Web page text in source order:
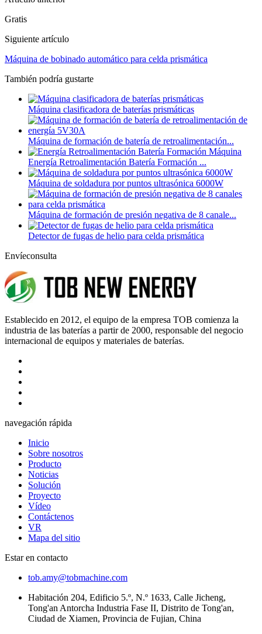
Gratis
Siguiente artículo
Máquina de bobinado automático para celda prismática
También podría gustarte
Máquina clasificadora de baterías prismáticas
Máquina de formación de batería de retroalimentación...
Energía Retroalimentación Batería Formación ...
Máquina de soldadura por puntos ultrasónica 6000W
Máquina de formación de presión negativa de 8 canale...
Detector de fugas de helio para celda prismática
Envíeconsulta
Establecido en 2012, el equipo de la empresa TOB comienza la
industria de las baterías a partir de 2000, responsable del negocio
internacional de equipos y materiales de baterías.
navegación rápida
Inicio
Sobre nosotros
Producto
Noticias
Solución
Proyecto
Vídeo
Contáctenos
VR
Mapa del sitio
Estar en contacto
tob.amy@tobmachine.com
Habitación 204, Edificio 5.º, N.º 1633, Calle Jicheng,
Tong'an Antorcha Industria Fase II, Distrito de Tong'an,
Ciudad de Xiamen, Provincia de Fujian, China